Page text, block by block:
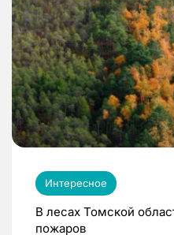
Интересное
В лесах Томской
пожаров